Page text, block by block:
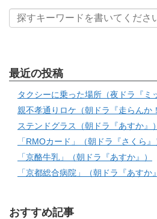
最近の投稿
タクシーに乗った場所（夜ドラ『ミ
親不孝通りロケ（朝ドラ『走らんか
ステンドグラス（朝ドラ『あすか』）
「RMOカード」（朝ドラ『さくら』
「京酪牛乳」（朝ドラ『あすか』）
「京都総合病院」（朝ドラ『あすか
おすすめ記事